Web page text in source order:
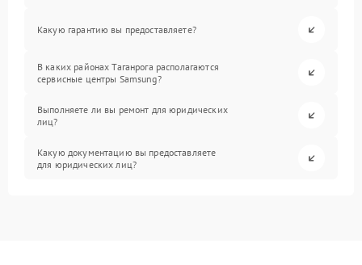
Какую гарантию вы предоставляете?
В каких районах Таганрога располагаются
сервисные центры Samsung?
Выполняете ли вы ремонт для юридических
лиц?
Какую документацию вы предоставляете
для юридических лиц?